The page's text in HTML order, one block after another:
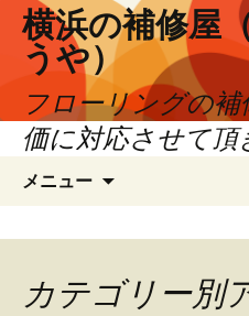
横浜の補修屋
うや）
フローリングの
価に対応させて頂
メニュー
カテゴリー別